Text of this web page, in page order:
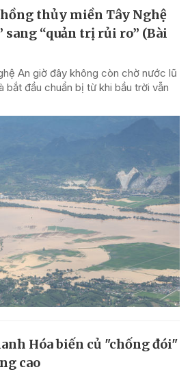
thủy miền Tây Nghệ
sang “quản trị rủi ro” (Bài
An giờ đây không còn chờ nước lũ
bắt đầu chuẩn bị từ khi bầu trời vẫn
Hóa biến củ "chống đói"
cao